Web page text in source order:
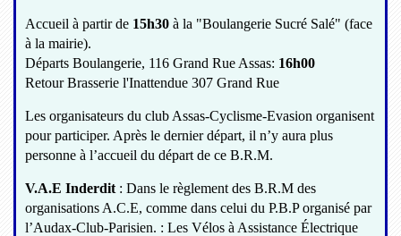
Accueil à partir de 15h30 à la "Boulangerie Sucré Salé" (face
à la mairie).
Départs Boulangerie, 116 Grand Rue Assas: 16h00
Retour Brasserie l'Inattendue 307 Grand Rue
Les organisateurs du club Assas-Cyclisme-Evasion organisent
pour participer. Après le dernier départ, il n’y aura plus
personne à l’accueil du départ de ce B.R.M.
V.A.E Inderdit : Dans le règlement des B.R.M des
organisations A.C.E, comme dans celui du P.B.P organisé par
l’Audax-Club-Parisien. : Les Vélos à Assistance Électrique